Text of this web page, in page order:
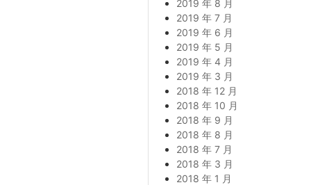
2019 年 8 月
2019 年 7 月
2019 年 6 月
2019 年 5 月
2019 年 4 月
2019 年 3 月
2018 年 12 月
2018 年 10 月
2018 年 9 月
2018 年 8 月
2018 年 7 月
2018 年 3 月
2018 年 1 月